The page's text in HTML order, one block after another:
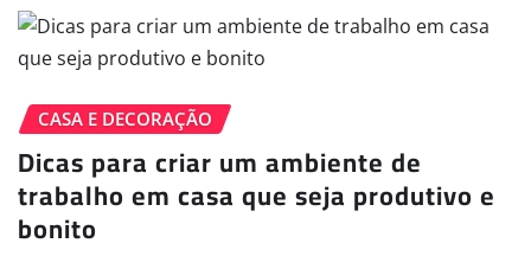
CASA E DECORAÇÃO
Dicas para criar um ambiente de
trabalho em casa que seja produtivo e
bonito